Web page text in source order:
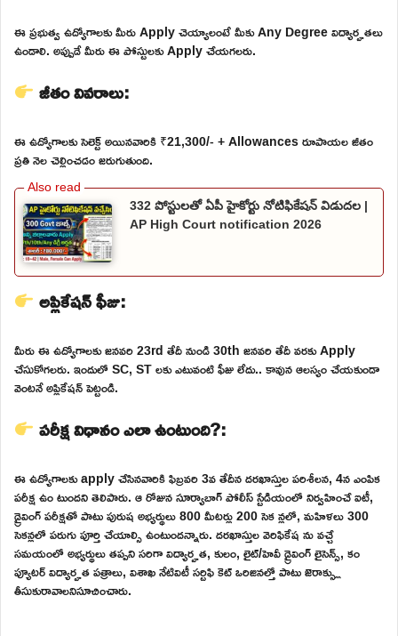
ఈ ప్రభుత్వ ఉద్యోగాలకు మీరు Apply చెయ్యాలంటే మీకు Any Degree విద్యార్హతలు
ఉండాలి. అప్పుడే మీరు ఈ పోస్టులకు Apply చేయగలరు.
జీతం వివరాలు:
ఈ ఉద్యోగాలకు సెలెక్ట్ అయినవారికి ₹21,300/- + Allowances రూపాయల జీతం
ప్రతి నెల చెల్లించడం జరుగుతుంది.
332 పోస్టులతో ఏపీ హైకోర్టు నోటిఫికేషన్ విడుదల |
AP High Court notification 2026
అప్లికేషన్ ఫీజు:
మీరు ఈ ఉద్యోగాలకు జనవరి 23rd తేదీ నుండి 30th జనవరి తేదీ వరకు Apply
చేసుకోగలరు. ఇందులో SC, ST లకు ఎటువంటి ఫీజు లేదు.. కావున ఆలస్యం చేయకుండా
వెంటనే అప్లికేషన్ పెట్టండి.
పరీక్ష విధానం ఎలా ఉంటుంది?:
ఈ ఉద్యోగాలకు apply చేసినవారికి ఫిబ్రవరి 3వ తేదీన దరఖాస్తుల పరిశీలన, 4న ఎంపిక
పరీక్ష ఉం టుందని తెలిపారు. ఆ రోజున సూర్యాబాగ్ పోలీస్ స్టేడియంలో నిర్వహించే ఐటీ,
డ్రైవింగ్ పరీక్షతో పాటు పురుష అభ్యర్థులు 800 మీటర్లు 200 సెక న్లలో, మహిళలు 300
సెకన్లలో పరుగు పూర్తి చేయాల్సి ఉంటుందన్నారు. దరఖాస్తుల వెరిఫికేష ను వచ్చే
సమయంలో అభ్యర్థులు తప్పని సరిగా విద్యార్హత, కులం, లైట్/హెవీ డ్రైవింగ్ లైసెన్స్, కం
ప్యూటర్ విద్యార్హత పత్రాలు, విశాఖ నేటివిటీ సర్టిఫి కెట్ ఒరిజినల్తో పాటు జెరాక్స్లు
తీసుకురావాలనిసూచించారు.